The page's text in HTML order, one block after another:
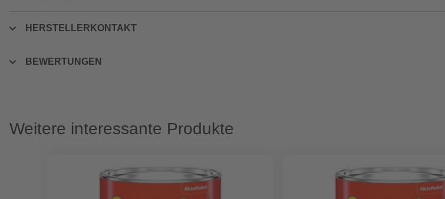
HERSTELLERKONTAKT
BEWERTUNGEN
Weitere interessante Produkte